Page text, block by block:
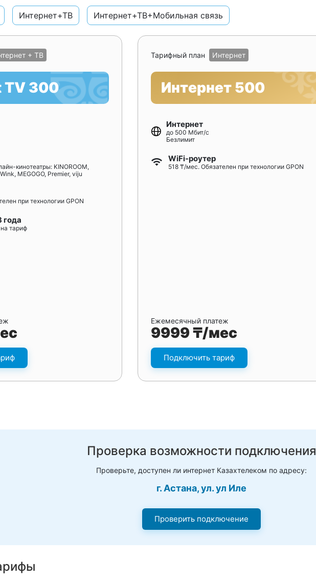
Интернет+ТВ Интернет+ТВ+Мобильная связь
+ ТВ
TV 300
кинотеатры: KINOROOM,
MEGOGO, Premier, viju
при технологии GPON
года
тариф
Тарифный план Интернет
Интернет 500
Интернет
до 500 Мбит/с
Безлимит
WiFi-роутер
518 ₸/мес. Обязателен при технологии GPON
Ежемесячный платеж
9999 ₸/мес
Подключить тариф
Проверка возможности подключения
Проверьте, доступен ли интернет Казахтелеком по адресу:
г. Астана, ул. ул Иле
Проверить подключение